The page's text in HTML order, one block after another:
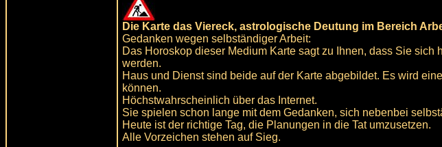
Die Karte das Viereck, astrologische Deutung im Bereich
Gedanken wegen selbständiger Arbeit:
Das Horoskop dieser Medium Karte sagt zu Ihnen, dass Sie
werden.
Haus und Dienst sind beide auf der Karte abgebildet. Es wird
können.
Höchstwahrscheinlich über das Internet.
Sie spielen schon lange mit dem Gedanken, sich nebenbei
Heute ist der richtige Tag, die Planungen in die Tat umzusetzen.
Alle Vorzeichen stehen auf Sieg.